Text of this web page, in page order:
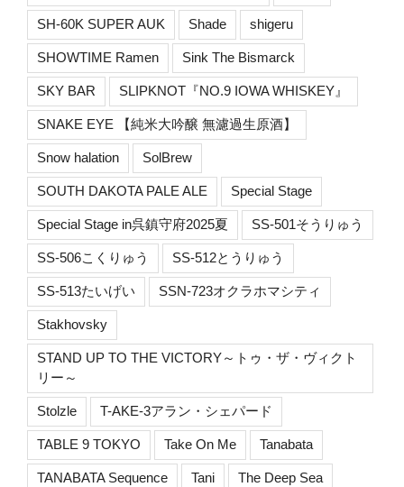
SH-60K SUPER AUK Shade shigeru
SHOWTIME Ramen Sink The Bismarck
SKY BAR SLIPKNOT『NO.9 IOWA WHISKEY』
SNAKE EYE 【純米大吟醸 無濾過生原酒】
Snow halation SolBrew
SOUTH DAKOTA PALE ALE Special Stage
Special Stage in呉鎮守府2025夏 SS-501そうりゅう
SS-506こくりゅう SS-512とうりゅう
SS-513たいげい SSN-723オクラホマシティ
Stakhovsky
STAND UP TO THE VICTORY～トゥ・ザ・ヴィクト
リー～
Stolzle T-AKE-3アラン・シェパード
TABLE 9 TOKYO Take On Me Tanabata
TANABATA Sequence Tani The Deep Sea